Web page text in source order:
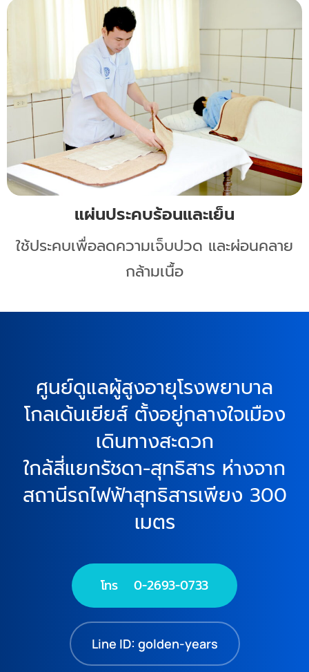
แผ่นประคบร้อนและเย็น
ใช้ประคบเพื่อลดความเจ็บปวด และผ่อนคลาย
กล้ามเนื้อ
ศูนย์ดูแลผู้สูงอายุโรงพยาบาล
โกลเด้นเยียส์ ตั้งอยู่กลางใจเมือง
เดินทางสะดวก
ใกล้สี่แยกรัชดา-สุทธิสาร ห่างจาก
สถานีรถไฟฟ้าสุทธิสารเพียง 300
เมตร
โทร 0-2693-0733
Line ID: golden-years